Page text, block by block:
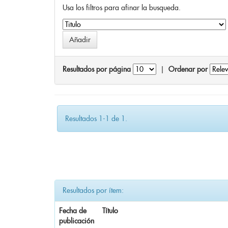
Usa los filtros para afinar la busqueda.
Resultados por página Ordenar por
Resultados 1-1 de 1.
Resultados por ítem:
Fecha de
publicación
Título